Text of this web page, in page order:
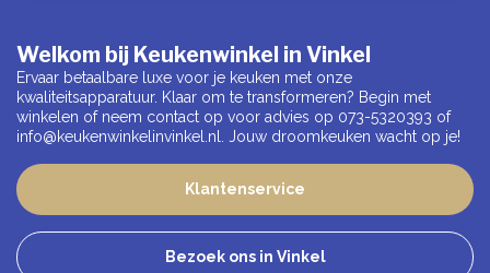
Welkom bij Keukenwinkel in Vinkel
Ervaar betaalbare luxe voor je keuken met onze
kwaliteitsapparatuur. Klaar om te transformeren? Begin met
winkelen of neem contact op voor advies op 073-5320393 of
info@keukenwinkelinvinkel.nl
. Jouw droomkeuken wacht op je!
Klantenservice
Bezoek ons in Vinkel